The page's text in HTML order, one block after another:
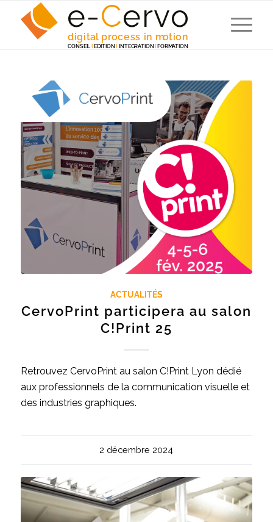
e-Cervo
digital process in motion
CONSEIL EDITION INTEGRATION FORMATION
ACTUALITÉS
CervoPrint participera au salon
C!Print 25
Retrouvez CervoPrint au salon C!Print Lyon dédié
aux professionnels de la communication visuelle et
des industries graphiques.
2 décembre 2024